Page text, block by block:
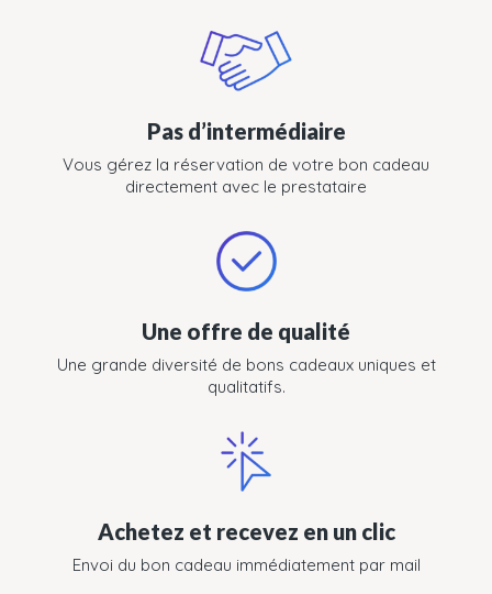
Pas d’intermédiaire
Vous gérez la réservation de votre bon cadeau
directement avec le prestataire
Une offre de qualité
Une grande diversité de bons cadeaux uniques et
qualitatifs.
Achetez et recevez en un clic
Envoi du bon cadeau immédiatement par mail